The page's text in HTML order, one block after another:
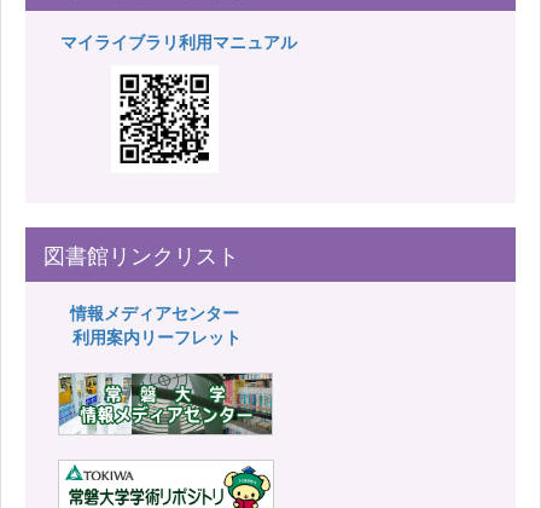
マイライブラリ利用マニュアル
図書館リンクリスト
情報メディアセンター
利用案内リーフレット